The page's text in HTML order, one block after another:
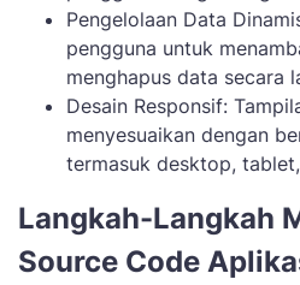
Pengelolaan Data
pengguna untuk
menghapus data secara
Desain Responsif:
menyesuaikan dengan
termasuk desktop,
Langkah-Langkah
Source Code